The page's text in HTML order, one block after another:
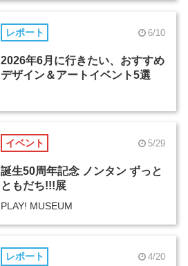
レポート 6/10
2026年6月に行きたい、おすすめ
デザイン＆アートイベント5選
イベント 5/29
誕生50周年記念 ノンタン ずっと
ともだち!!!展
PLAY! MUSEUM
レポート 4/20